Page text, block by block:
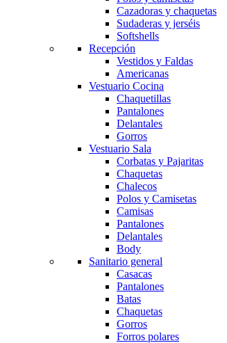
Cazadoras y chaquetas
Sudaderas y jerséis
Softshells
Recepción
Vestidos y Faldas
Americanas
Vestuario Cocina
Chaquetillas
Pantalones
Delantales
Gorros
Vestuario Sala
Corbatas y Pajaritas
Chaquetas
Chalecos
Polos y Camisetas
Camisas
Pantalones
Delantales
Body
Sanitario general
Casacas
Pantalones
Batas
Chaquetas
Gorros
Forros polares